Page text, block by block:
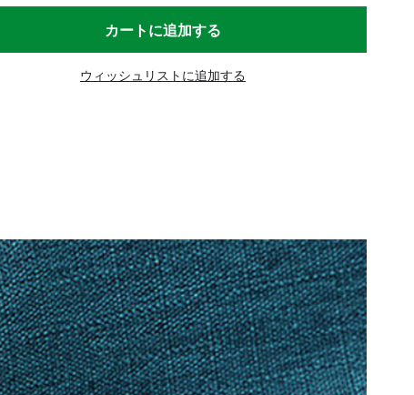
カートに追加する
ウィッシュリストに追加する